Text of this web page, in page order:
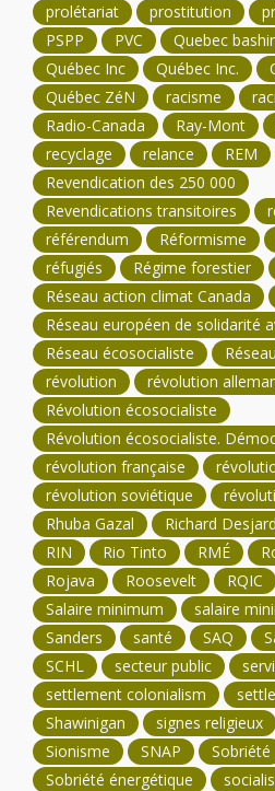
prolétariat
prostitution
PSPP
PVC Quebec
Québec Inc
Québec Inc.
Québec ZéN
racisme
Radio-Canada
Ray-Mont
recyclage
relance REM
Revendication des 250 000
Revendications transitoires
référendum
Réformisme
réfugiés
Régime forestier
Réseau action climat Canada
Réseau européen de solidarité
Réseau écosocialiste
révolution
révolution
Révolution écosocialiste
Révolution écosocialiste.
révolution française
révolution soviétique
Rhuba Gazal
Richard
RIN
Rio Tinto RMÉ
Rojava
Roosevelt RQIC
Salaire minimum
salaire
Sanders
santé SAQ
SCHL
secteur public
settlement colonialism
Shawinigan
signes religieux
Sionisme
SNAP
Sobriété
Sobriété énergétique